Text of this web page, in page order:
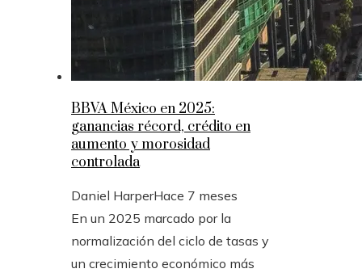
BBVA México en 2025:
ganancias récord, crédito en
aumento y morosidad
controlada
Daniel HarperHace 7 meses
En un 2025 marcado por la
normalización del ciclo de tasas y
un crecimiento económico más